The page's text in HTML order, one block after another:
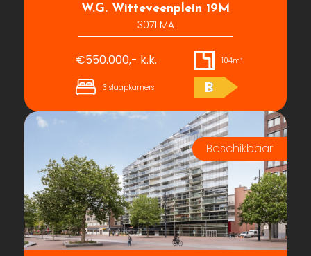
W.G. Witteveenplein 19M
3071 MA
€550.000,- k.k. 104m²
3 slaapkamers B